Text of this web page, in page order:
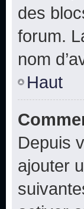
des
forum.
nom
Haut
Depuis
ajouter